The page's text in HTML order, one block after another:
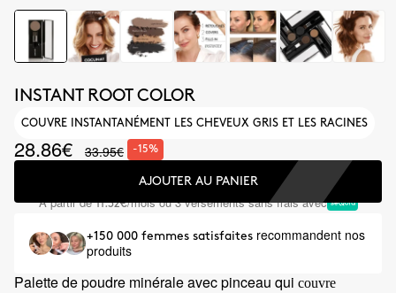
INSTANT ROOT COLOR
COUVRE INSTANTANÉMENT LES CHEVEUX GRIS ET LES RACINES
28.86€ 33.95€ -15%
AJOUTER AU PANIER
À partir de11.32€/mois ou 3 versements sans frais avec
+150 000 femmes satisfaites recommandent nos
produits
Palette de poudre minérale avec pinceau qui couvre